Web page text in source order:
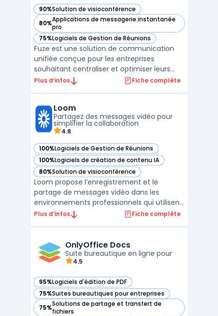
90%Solution de visioconférence
— voir Fuze dans cette catégorie
80%Applications de messagerie instantanée
pro
— voir Fuze dans cette catégorie
75%Logiciels de Gestion de Réunions
— voir Fuze dans cette catégorie
Fuze est une solution de communication
unifiée conçue pour les entreprises
souhaitant centraliser et optimiser leurs
interactions internes et externes. En
d'équipe sur une seule et même
plateforme, Fuze permet aux organisatio ...
Plus d’infos Fiche complète
Loom
Partagez des messages vidéo pour
simplifier la collaboration
4.8
100%Logiciels de Gestion de Réunions
— voir Loom dans cette catégorie
100%Logiciels de création de contenu IA
— voir Loom dans cette catégorie
80%Solution de visioconférence
— voir Loom dans cette catégorie
Loom propose l’enregistrement et le
partage de messages vidéo dans les
environnements professionnels qui utilisent
la communication asynchrone. Dans de
clarté et le suivi des projets, notamment
lors de la gestion de tâ ...
Plus d’infos Fiche complète
OnlyOffice Docs
Suite bureautique en ligne pour
4.5
95%Logiciels d'édition de PDF
— voir OnlyOffice Docs dans cette catégorie
75%Suites bureautiques pour entreprises
— voir OnlyOffice Docs dans cette catégorie
75%Solutions de partage et transfert de
fichiers
— voir OnlyOffice Docs dans cette catégorie